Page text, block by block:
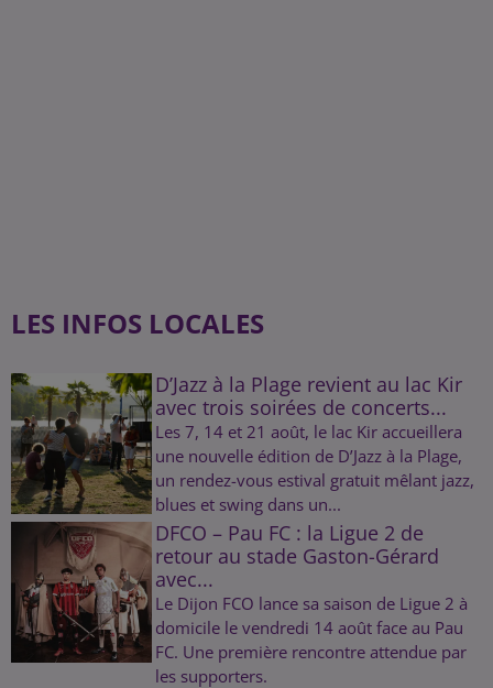
LES INFOS LOCALES
D’Jazz à la Plage revient au lac Kir
avec trois soirées de concerts...
Les 7, 14 et 21 août, le lac Kir accueillera
une nouvelle édition de D’Jazz à la Plage,
un rendez-vous estival gratuit mêlant jazz,
blues et swing dans un...
DFCO – Pau FC : la Ligue 2 de
retour au stade Gaston-Gérard
avec...
Le Dijon FCO lance sa saison de Ligue 2 à
domicile le vendredi 14 août face au Pau
FC. Une première rencontre attendue par
les supporters.